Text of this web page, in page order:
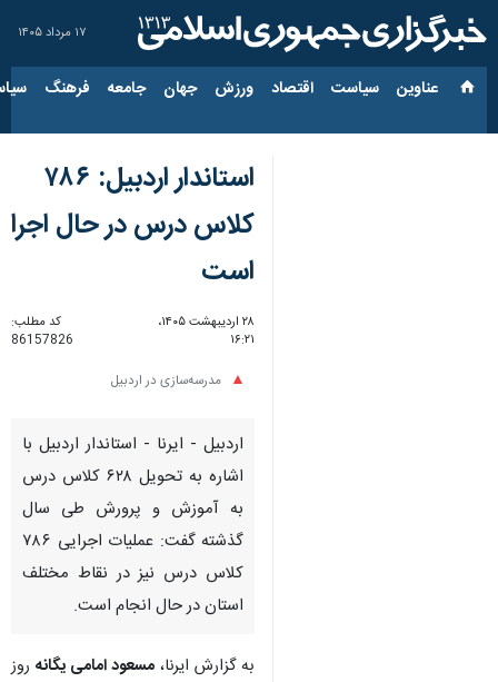
۱۷ مرداد ۱۴۰۵
عناوین‌ سیاست اقتصاد ورزش جهان جامعه فرهنگ
استاندار اردبیل: ۷۸۶
کلاس درس در حال اجرا
است
۲۸ اردیبهشت ۱۴۰۵،
۱۶:۲۱
کد مطلب:
86157826
مدرسه‌سازی در اردبیل
اردبیل - ایرنا - استاندار اردبیل با
اشاره به تحویل ۶۲۸ کلاس درس
به آموزش و پرورش طی سال
گذشته گفت: عملیات اجرایی ۷۸۶
کلاس درس نیز در نقاط مختلف
استان در حال انجام است.
به گزارش ایرنا، مسعود امامی یگانه روز